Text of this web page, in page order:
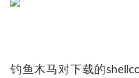
钓鱼木马对下载的